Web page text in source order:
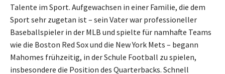
Talente im Sport. Aufgewachsen in einer Familie, die dem
Sport sehr zugetan ist – sein Vater war professioneller
Baseballspieler in der MLB und spielte für namhafte Teams
wie die Boston Red Sox und die New York Mets – begann
Mahomes frühzeitig, in der Schule Football zu spielen,
insbesondere die Position des Quarterbacks. Schnell